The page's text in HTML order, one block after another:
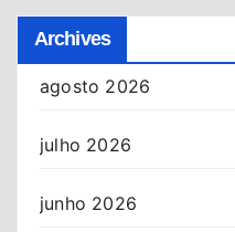
Archives
agosto 2026
julho 2026
junho 2026